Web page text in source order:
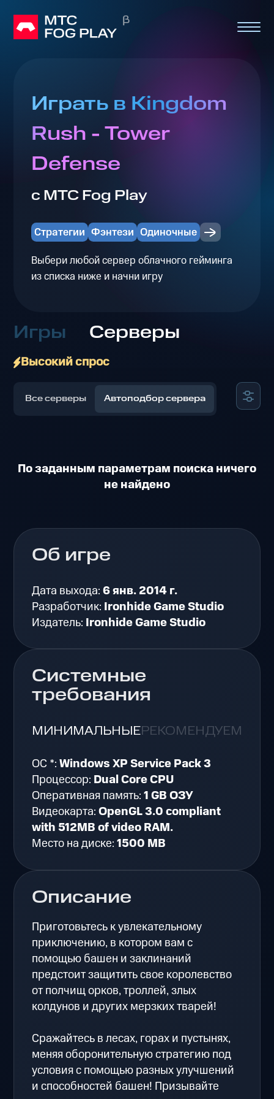
Играть в Kingdom
Rush - Tower
Defense
с МТС Fog Play
Стратегии Фэнтези Одиночные
Выбери любой сервер облачного гейминга
из списка ниже и начни игру
Игры Серверы
Высокий спрос
Все серверы Автоподбор сервера
По заданным параметрам поиска ничего
не найдено
Описание
Приготовьтесь к увлекательному
приключению, в котором вам с
помощью башен и заклинаний
предстоит защитить свое королевство
от полчищ орков, троллей, злых
колдунов и других мерзких тварей!
Сражайтесь в лесах, горах и пустынях,
меняя оборонительную стратегию под
условия с помощью разных улучшений
и способностей башен! Призывайте
Об игре
Дата выхода:6 янв. 2014 г.
Разработчик: Ironhide Game Studio
Издатель: Ironhide Game Studio
Системные
требования
МИНИМАЛЬНЫЕРЕКОМЕНДУЕМЫЕ
ОС *:Windows XP Service Pack 3
Процессор: Dual Core CPU
Оперативная память:1 GB ОЗУ
Видеокарта:OpenGL 3.0 compliant
with 512MB of video RAM.
Место на диске:1500 MB